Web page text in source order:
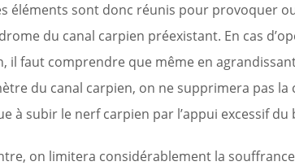
éléments sont donc réunis pour provoquer
du canal carpien préexistant. En cas
il faut comprendre que même en
du canal carpien, on ne supprimera pas
à subir le nerf carpien par l’appui excessif du
on limitera considérablement la